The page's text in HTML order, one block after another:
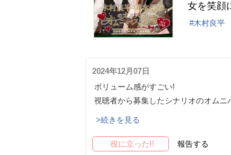
女を笑顔
セット）
木村良平
2024年12月07日
ボリューム感がすごい!
視聴者から募集したシナリオのオム
>続きを見る
役に立った!! 報告する